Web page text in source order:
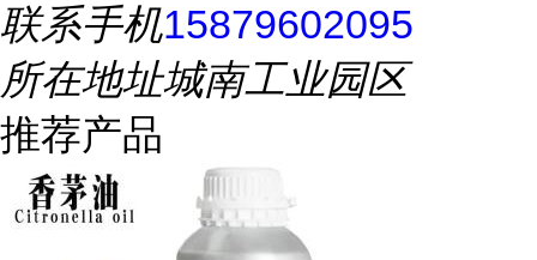
联系手机15879602095
所在地址城南工业园区
推荐产品